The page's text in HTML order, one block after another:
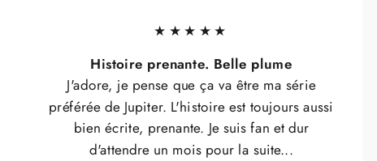
★★★★★
Histoire prenante. Belle plume
J'adore, je pense que ça va être ma série
préférée de Jupiter. L'histoire est toujours aussi
bien écrite, prenante. Je suis fan et dur
d'attendre un mois pour la suite...